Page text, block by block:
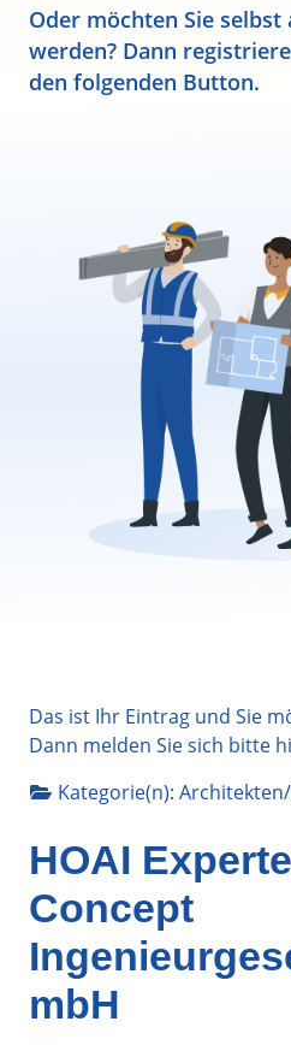
Oder möchten Sie
werden? Dann
den folgenden Button.
Das ist Ihr Eintrag und Sie
Dann melden Sie sich bitte
Kategorie(n):
HOAI
Concept
mbH